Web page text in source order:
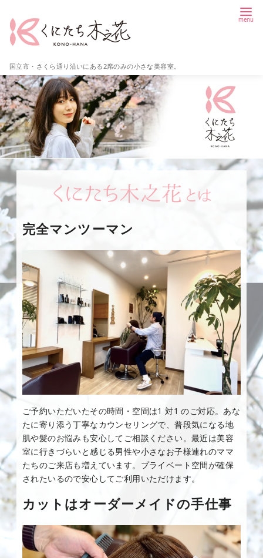
へ
移
動
国立市・さくら通り沿いにある2席のみの小さな美容室。
完全マンツーマン
ご予約いただいたその時間・空間は1 対1 のご対応。あな
たに寄り添う丁寧なカウンセリングで、普段気になる地
肌や髪のお悩みも安心してご相談ください。最近は美容
室に行きづらいと感じる男性や小さなお子様連れのママ
たちのご来店も増えています。プライベート空間が確保
されたいるので安心してご利用いただけます。
カットはオーダーメイドの手仕事